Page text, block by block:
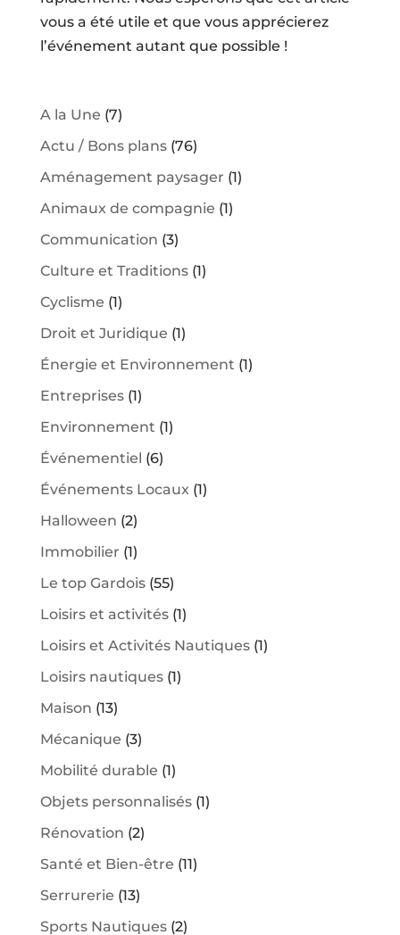
vous a été utile et que vous apprécierez
l’événement autant que possible !
A la Une (7)
Actu / Bons plans(76)
Aménagement paysager (1)
Animaux de compagnie (1)
Communication (3)
Culture et Traditions(1)
Cyclisme (1)
Droit et Juridique (1)
Énergie et Environnement (1)
Entreprises(1)
Environnement (1)
Événementiel (6)
Événements Locaux(1)
Halloween (2)
Immobilier (1)
Le top Gardois(55)
Loisirs et activités(1)
Loisirs et Activités Nautiques(1)
Loisirs nautiques(1)
Maison (13)
Mécanique (3)
Mobilité durable (1)
Objets personnalisés(1)
Rénovation (2)
Santé et Bien-être (11)
Serrurerie (13)
Sports Nautiques(2)